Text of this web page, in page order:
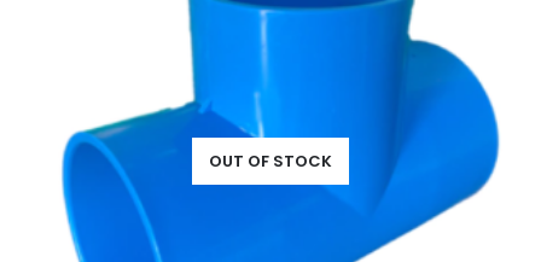
OUT OF STOCK